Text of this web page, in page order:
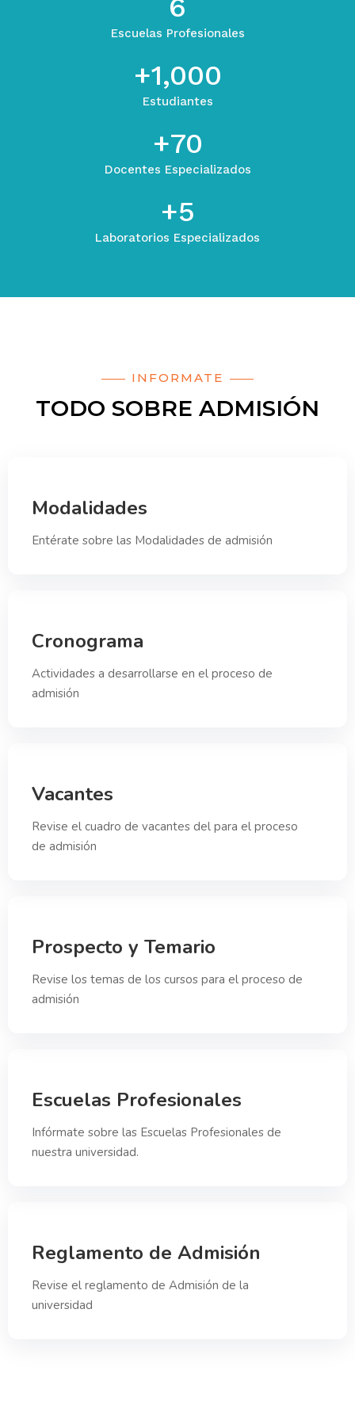
Escuelas Profesionales
6
Estudiantes
+1,000
Docentes Especializados
+70
Laboratorios Especializados
+5
INFORMATE
TODO SOBRE ADMISIÓN
Modalidades
Entérate sobre las Modalidades de admisión
Cronograma
Actividades a desarrollarse en el proceso de
admisión
Vacantes
Revise el cuadro de vacantes del para el proceso
de admisión
Prospecto y Temario
Revise los temas de los cursos para el proceso de
admisión
Escuelas Profesionales
Infórmate sobre las Escuelas Profesionales de
nuestra universidad.
Reglamento de Admisión
Revise el reglamento de Admisión de la
universidad